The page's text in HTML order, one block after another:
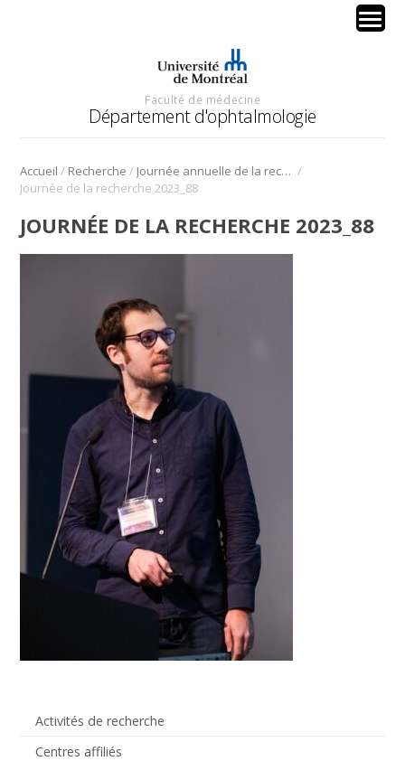
Faculté de médecine
Département d'ophtalmologie
Accueil / Recherche / Journée annuelle de la recherche en ophtalmologie de l’Université de Montréal /
Journée de la recherche 2023_88
Activités de recherche
Centres affiliés
JOURNÉE DE LA RECHERCHE 2023_88